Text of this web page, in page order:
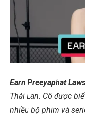
Earn Preeyaphat
Thái Lan. Cô được
nhiều bộ phim và